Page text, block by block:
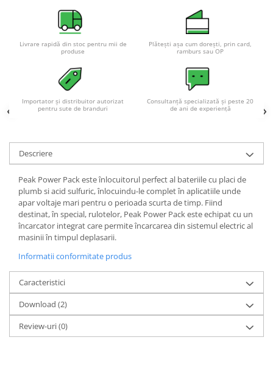
Prize de incarcare vehicule
electrice
Turbine eoliene pentru casă
Acumulatori VRLA AGM/GEL /
Tractiune / LiFePo4
6-12 V
Baterii si acumulatori AGM VRLA
Acumulatori Moto, ATV
GEL
AGM
Li-Ion
SLA AGM (Sealed Lead Acid)
Deep Cycle - Tractiune/Semi-
Tractiune
Marine & Caravan
APC
Pachete acumulatori VRLA
Livrare rapidă din stoc pentru mii de
produse
Plătești așa cum dorești, prin card,
ramburs sau OP
Importator și distribuitor autorizat
pentru sute de branduri
Consultanță specializată și peste 20
de ani de experiență
Descriere
Peak Power Pack este înlocuitorul perfect al bateriile cu placi de
plumb si acid sulfuric, înlocuindu-le complet în aplicatiile unde
apar voltaje mari pentru o perioada scurta de timp. Fiind
destinat, în special, rulotelor, Peak Power Pack este echipat cu un
încarcator integrat care permite încarcarea din sistemul electric al
masinii în timpul deplasarii.
Informatii conformitate produs
Caracteristici
Download (2)
Review-uri(0)